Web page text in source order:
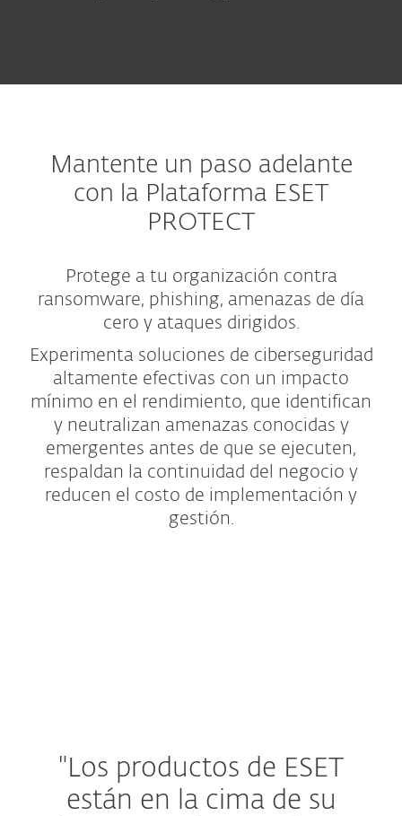
Mantente un paso adelante
con la Plataforma ESET
PROTECT
Protege a tu organización contra
ransomware, phishing, amenazas de día
cero y ataques dirigidos.
Experimenta soluciones de ciberseguridad
altamente efectivas con un impacto
mínimo en el rendimiento, que identifican
y neutralizan amenazas conocidas y
emergentes antes de que se ejecuten,
respaldan la continuidad del negocio y
reducen el costo de implementación y
gestión.
"Los productos de ESET
están en la cima de su